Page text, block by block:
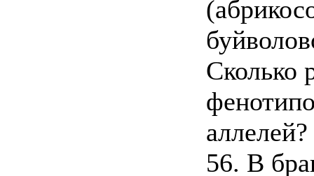
Сколько
56. В